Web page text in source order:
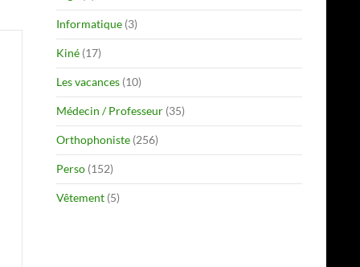
Informatique (3)
Kiné (17)
Les vacances (10)
Médecin / Professeur (35)
Orthophoniste (256)
Perso (152)
Vêtement (5)